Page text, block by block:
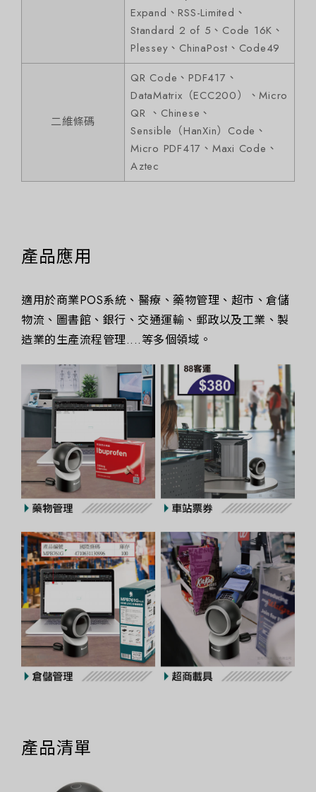
Expand、RSS-Limited、
Standard 2 of 5、Code 16K、
Plessey、ChinaPost、Code49
二維條碼
QR Code、PDF417、
DataMatrix（ECC200）、Micro
QR 、Chinese、
Sensible（HanXin）Code、
Micro PDF417、Maxi Code、
Aztec
產品應用
適用於商業POS系統、醫療、藥物管理、超市、倉儲
物流、圖書館、銀行、交通運輸、郵政以及工業、製
造業的生產流程管理....等多個領域。
產品清單